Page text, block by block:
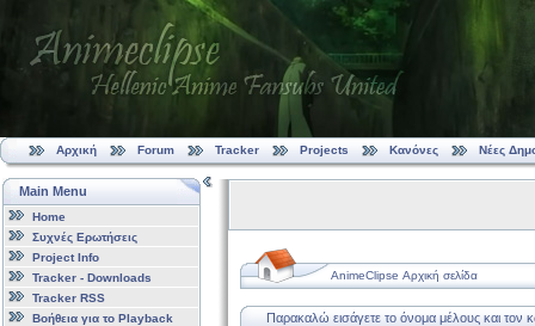
Αρχική Forum Tracker Projects Κανόνες Νέες
Main Menu
Home
Συχνές Ερωτήσεις
Project Info
Tracker - Downloads
Tracker RSS
Βοήθεια για το Playback
AnimeClipse Αρχική σελίδα
Παρακαλώ εισάγετε το όνομα μέλους και τον